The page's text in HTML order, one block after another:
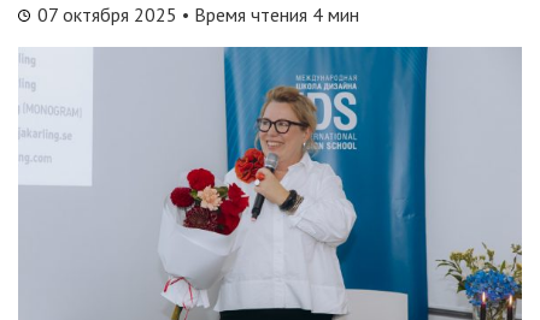
07 октября 2025 • Время чтения 4 мин